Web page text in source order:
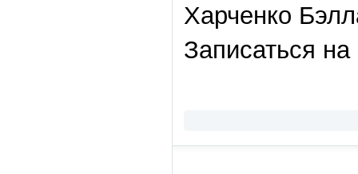
Харченко
Записаться